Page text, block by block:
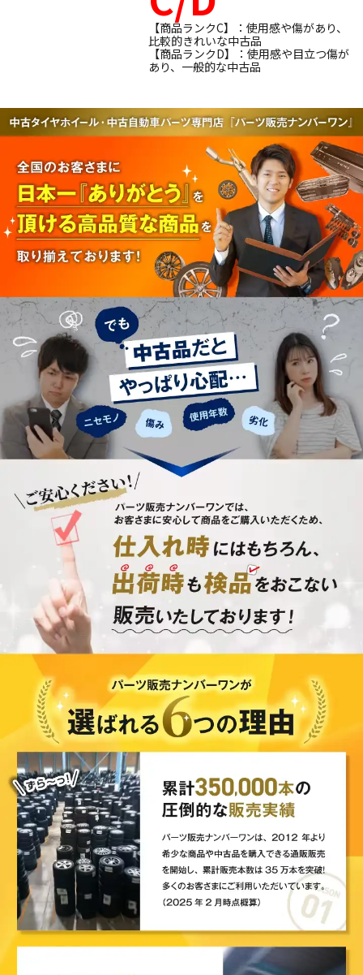
【商品ランクC】：使用感や傷があり、
比較的きれいな中古品
【商品ランクD】：使用感や目立つ傷が
あり、一般的な中古品